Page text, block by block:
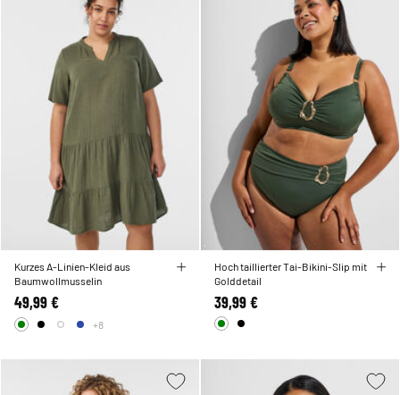
Kurzes A-Linien-Kleid aus
Baumwollmusselin
49,99 €
+8
Hoch taillierter Tai-Bikini-Slip mit
Golddetail
39,99 €